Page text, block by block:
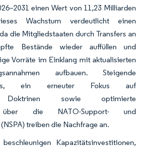
einen Wert von 11,23 Milliarden
Wachstum verdeutlicht einen
die Mitgliedstaaten durch Transfers an
Bestände wieder auffüllen und
Vorräte im Einklang mit aktualisierten
aufbauen. Steigende
ein erneuter Fokus auf
Doktrinen sowie optimierte
über die NATO-Support- und
treiben die Nachfrage an.
Kapazitätsinvestitionen,